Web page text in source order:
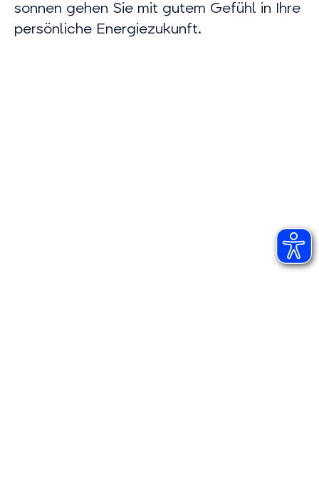
sonnen gehen Sie mit gutem Gefühl in Ihre
persönliche Energiezukunft.